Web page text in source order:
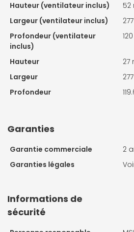
Hauteur (ventilateur inclus)
52
Largeur (ventilateur inclus)
Profondeur (ventilateur
inclus)
Hauteur
27
Largeur
Profondeur
Garanties
Garantie commerciale
2
Garanties légales
Informations de
sécurité